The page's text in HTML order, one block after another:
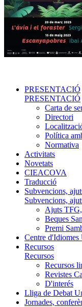
PRESENTACIÓ
PRESENTACIÓ
Carta de
Directori
Política
Normativa
Activitats
Novetats
CIEACOVA
Traducció
Subvencions,
Subvencions,
Ajuts
Beques
Premi
Centre
Recursos
Recursos
Recursos
Revistes
D'interés
Lliga de Debat
Jornades,